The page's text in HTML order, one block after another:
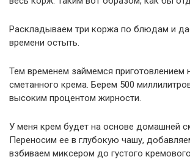
Раскладываем три коржа по блюдам и
времени остыть.
Тем временем займемся приготовлением
сметанного крема. Берем 500
высоким процентом жирности.
У меня крем будет на основе домашней
Переносим ее в глубокую чашу,
взбиваем миксером до густого